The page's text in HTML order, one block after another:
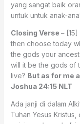
yang sangat baik
untuk untuk anak-
Closing Verse –
then choose today
the gods your
will it be the gods of
live? But as for me
Joshua 24:15 NLT
Ada janji di dalam
Tuhan Yesus